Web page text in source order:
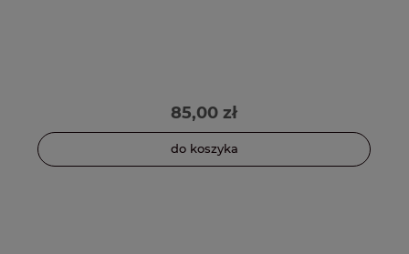
85,00 zł
do koszyka